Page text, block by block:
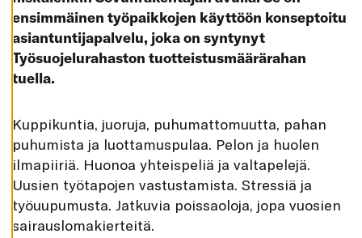
U
K
I
A
K
I
L
Ä
K
A
I
K
I
H
ensimmäinen työpaikkojen käyttöön konseptoitu
asiantuntijapalvelu, joka on syntynyt
Työsuojelurahaston tuotteistusmäärärahan
tuella.
Kuppikuntia, juoruja, puhumattomuutta, pahan
puhumista ja luottamuspulaa. Pelon ja huolen
ilmapiiriä. Huonoa yhteispeliä ja valtapelejä.
Uusien työtapojen vastustamista. Stressiä ja
työuupumusta. Jatkuvia poissaoloja, jopa vuosien
sairauslomakierteitä.